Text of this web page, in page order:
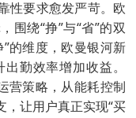
性要求愈发严苛。欧
围绕“挣”与“省”的双
的维度，欧曼银河新
勤效率增加收益。
营策略，从能耗控制
让用户真正实现“买